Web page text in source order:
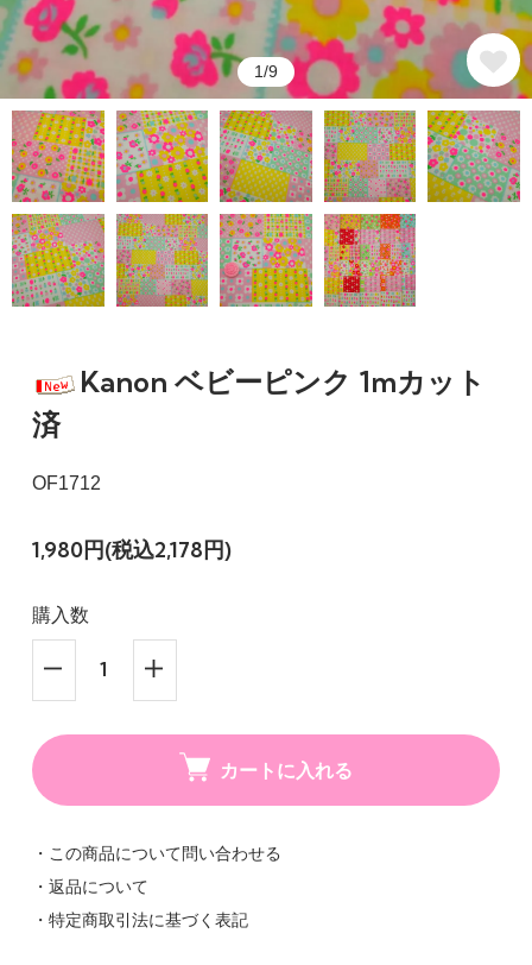
1/9
Kanon ベビーピンク 1mカット
済
OF1712
1,980円(税込2,178円)
購入数
カートに入れる
・この商品について問い合わせる
・返品について
・特定商取引法に基づく表記